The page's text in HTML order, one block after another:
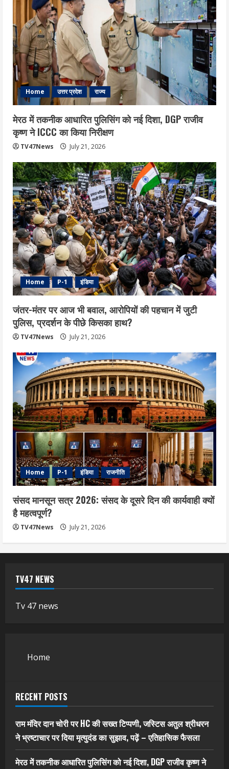
Home उत्तर प्रदेश राज्य
मेरठ में तकनीक आधारित पुलिसिंग को नई दिशा, DGP राजीव
कृष्ण ने ICCC का किया निरीक्षण
TV47News July 21, 2026
Home P-1 इंडिया
जंतर-मंतर पर आज भी बवाल, आरोपियों की पहचान में जुटी
पुलिस, प्रदर्शन के पीछे किसका हाथ?
TV47News July 21, 2026
Home P-1 इंडिया राजनीति
संसद मानसून सत्र 2026: संसद के दूसरे दिन की कार्यवाही क्यों
है महत्वपूर्ण?
TV47News July 21, 2026
TV47 NEWS
Tv 47 news
Home
RECENT POSTS
राम मंदिर दान चोरी पर HC की सख्त टिप्पणी, जस्टिस अतुल श्रीधरन
ने भ्रष्टाचार पर द‍िया मृत्युदंड का सुझाव, पढ़ें – एत‍िहास‍िक फैसला
मेरठ में तकनीक आधारित पुलिसिंग को नई दिशा, DGP राजीव कृष्ण ने